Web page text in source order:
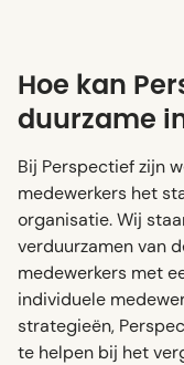
Hoe kan
duurzame
Bij Perspectief zijn
medewerkers het
organisatie. Wij
verduurzamen van
medewerkers met
individuele
strategieën,
te helpen bij het